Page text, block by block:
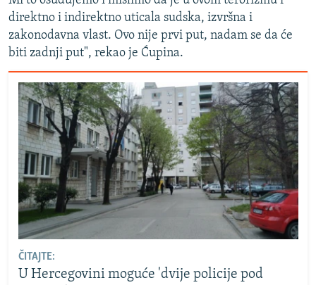
direktno i indirektno uticala sudska, izvršna i
zakonodavna vlast. Ovo nije prvi put, nadam se da će
biti zadnji put", rekao je Ćupina.
ČITAJTE:
U Hercegovini moguće 'dvije policije pod